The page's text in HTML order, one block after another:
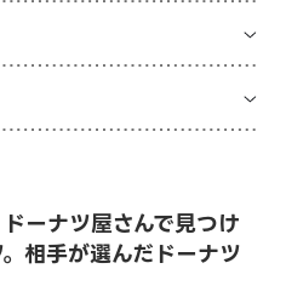
ーナツ屋さんで見つけ
相手が選んだドーナツ